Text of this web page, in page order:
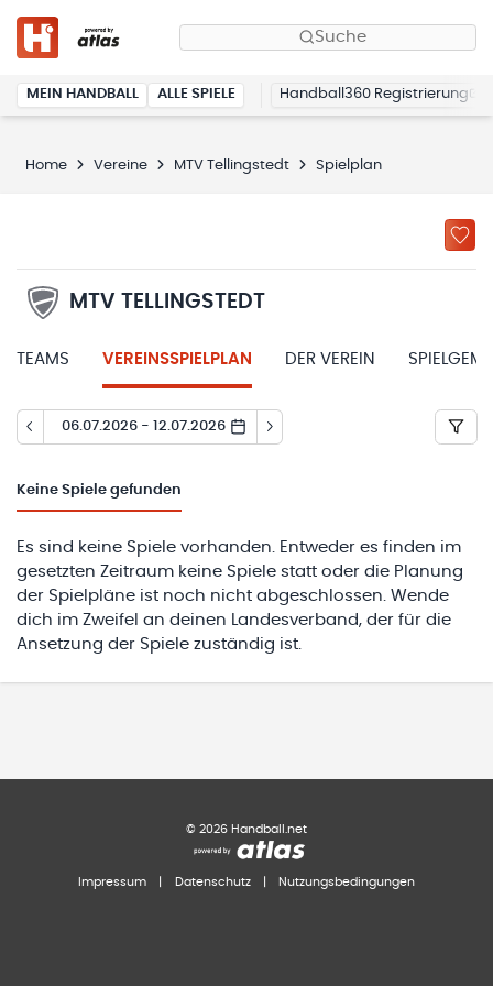
Suche
MEIN HANDBALL ALLE SPIELE Handball360 Registrierung
Home Vereine MTV Tellingstedt Spielplan
MTV TELLINGSTEDT
TEAMS VEREINSSPIELPLAN DER VEREIN
06.07.2026 - 12.07.2026
Keine Spiele gefunden
Es sind keine Spiele vorhanden. Entweder es finden im
gesetzten Zeitraum keine Spiele statt oder die Planung
der Spielpläne ist noch nicht abgeschlossen. Wende
dich im Zweifel an deinen Landesverband, der für die
Ansetzung der Spiele zuständig ist.
© 2026 Handball.net
Impressum Datenschutz Nutzungsbedingungen